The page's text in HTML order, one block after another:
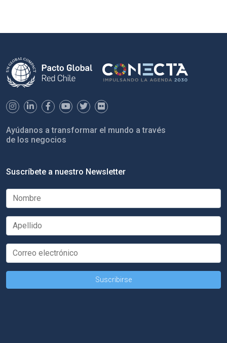
Ayúdanos a transformar el mundo a través
de los negocios
Suscríbete a nuestro Newsletter